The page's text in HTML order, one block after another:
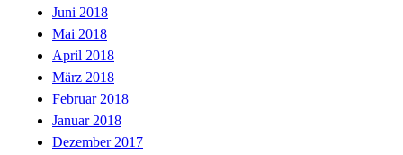
Juni 2018
Mai 2018
April 2018
März 2018
Februar 2018
Januar 2018
Dezember 2017